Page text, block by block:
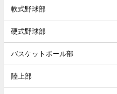
軟式野球部
硬式野球部
バスケットボール部
陸上部